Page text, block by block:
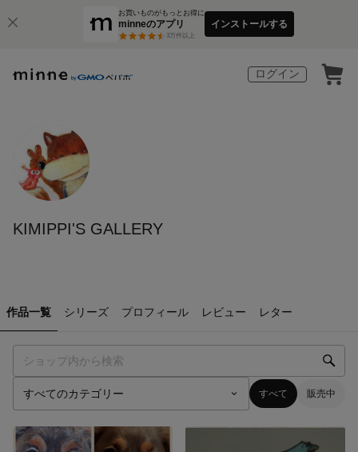
お買いものがもっとお得に
minneのアプリ
3万件以上
インストールする
ログイン
KIMIPPI'S GALLERY
作品一覧 シリーズ プロフィール レビュー レター
すべて 販売中